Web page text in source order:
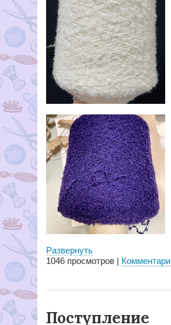
Развернуть
1046 просмотров |
Поступление